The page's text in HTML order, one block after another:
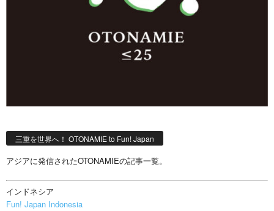
三重を世界へ！ OTONAMIE to Fun! Japan
アジアに発信されたOTONAMIEの記事一覧。
インドネシア
Fun! Japan Indonesia